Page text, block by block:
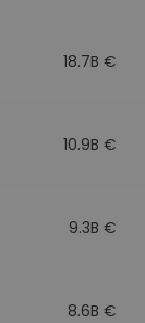
18.7B €
10.9B €
9.3B €
8.6B €